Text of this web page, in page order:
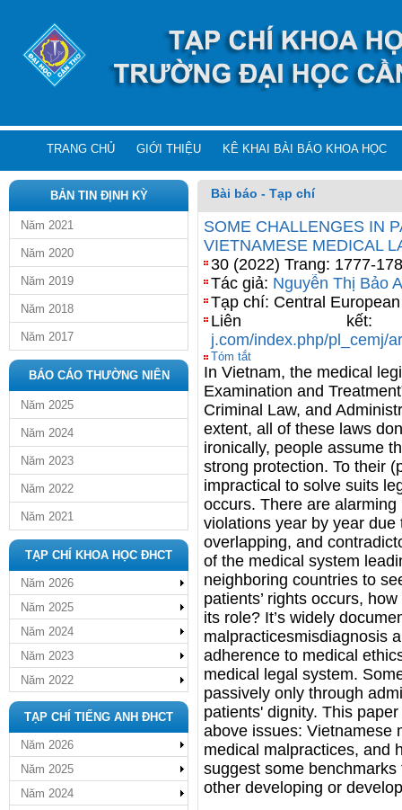
TRANG CHỦ GIỚI THIỆU KÊ KHAI BÀI BÁO KHOA HỌC
BẢN TIN ĐỊNH KỲ
Năm 2021
Năm 2020
Năm 2019
Năm 2018
Năm 2017
BÁO CÁO THƯỜNG NIÊN
Năm 2025
Năm 2024
Năm 2023
Năm 2022
Năm 2021
TẠP CHÍ KHOA HỌC ĐHCT
Năm 2026
Năm 2025
Năm 2024
Năm 2023
Năm 2022
TẠP CHÍ TIẾNG ANH ĐHCT
Năm 2026
Năm 2025
Năm 2024
Bài báo - Tạp chí
SOME CHALLENGES IN
VIETNAMESE MEDICAL
30 (2022) Trang: 1777-
Tác giả: Nguyễn Thị Bảo
Tạp chí: Central
Liên
j.com/index.php/pl_cemj/
Tóm tắt
In Vietnam, the medical
Examination and
Criminal Law, and
extent, all of these laws
ironically, people assume
strong protection. To their
impractical to solve suits
occurs. There are alarming
violations year by year
overlapping, and
of the medical system
neighboring countries to
patients’ rights occurs,
its role? It’s widely
malpracticesmisdiagnosis
adherence to medical
medical legal system.
passively only through
patients' dignity. This
above issues: Vietnamese
medical malpractices, and
suggest some
other developing or